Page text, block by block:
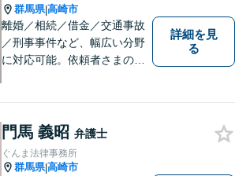
群馬県|高崎市
離婚／相続／借金／交通事故
／刑事事件など、幅広い分野
に対応可能。依頼者さまの状
ご相談ください。【完全個
室】【専用駐車場あり】
詳細を見
る
門馬 義昭 弁護士
ぐんま法律事務所
群馬県|高崎市